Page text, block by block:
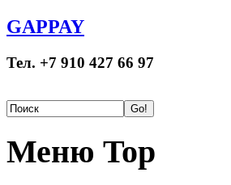
GAPPAY
Тел. +7 910 427 66 97
Меню Top